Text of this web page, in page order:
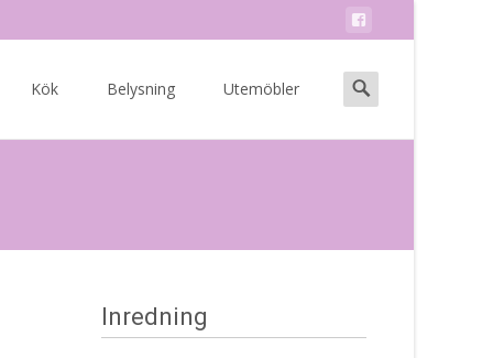
Kök Belysning Utemöbler
Search
for:
Inredning